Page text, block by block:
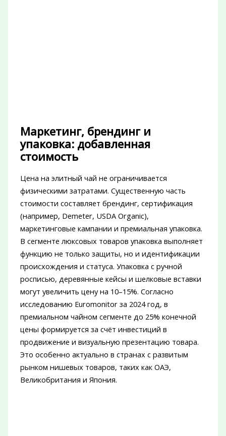
Маркетинг, брендинг и
упаковка: добавленная
стоимость
Цена на элитный чай не ограничивается
физическими затратами. Существенную часть
стоимости составляет брендинг, сертификация
(например, Demeter, USDA Organic),
маркетинговые кампании и премиальная упаковка.
В сегменте люксовых товаров упаковка выполняет
функцию не только защиты, но и идентификации
происхождения и статуса. Упаковка с ручной
росписью, деревянные кейсы и шелковые вставки
могут увеличить цену на 10–15%. Согласно
исследованию Euromonitor за 2024 год, в
премиальном чайном сегменте до 25% конечной
цены формируется за счёт инвестиций в
продвижение и визуальную презентацию товара.
Это особенно актуально в странах с развитым
рынком нишевых товаров, таких как ОАЭ,
Великобритания и Япония.